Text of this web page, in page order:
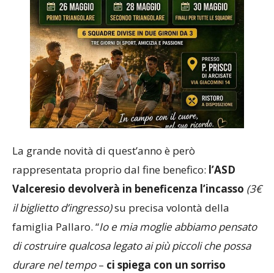
rappresentata proprio dal fine benefico:
Valceresio devolverà in beneficenza l’incasso
il biglietto d’ingresso)su precisa volontà della
famiglia Pallaro. “Io e mia moglie abbiamo pensato
di costruire qualcosa legato ai più piccoli che possa
durare nel tempo–ci spiega con un sorriso